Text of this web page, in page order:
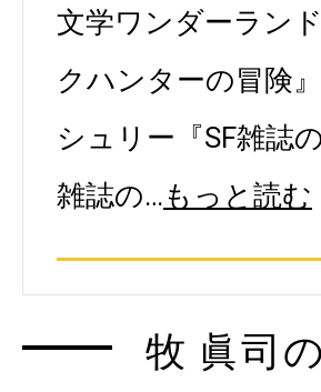
文学ワンダーラン
クハンターの冒険
シュリー『SF雑誌
雑誌の…もっと読む
牧 眞司